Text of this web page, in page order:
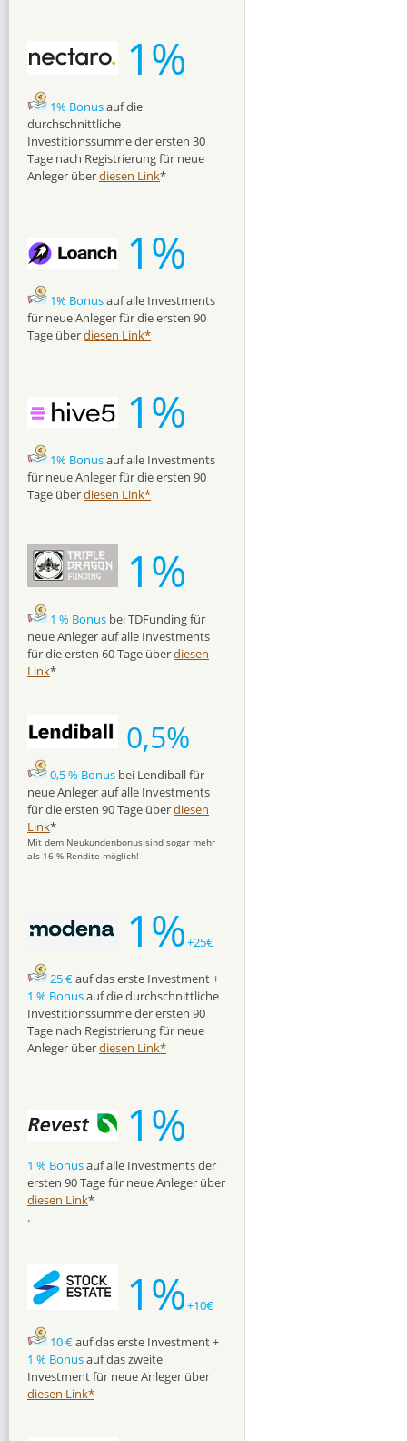
1%
1% Bonusauf die
durchschnittliche
Investitionssumme der ersten 30
Tage nach Registrierung für neue
Anleger überdiesen Link*
1%
1% Bonusauf alle Investments
für neue Anleger für die ersten 90
Tage überdiesen Link*
1%
1% Bonusauf alle Investments
für neue Anleger für die ersten 90
Tage überdiesen Link*
1%
1 % Bonus bei TDFunding für
neue Anleger auf alle Investments
für die ersten 60 Tage überdiesen
Link*
0,5%
0,5 % Bonus bei Lendiball für
neue Anleger auf alle Investments
für die ersten 90 Tage überdiesen
Link*
Mit dem Neukundenbonus sind sogar mehr
als 16 % Rendite möglich!
1%+25€
25 €auf das erste Investment +
1 % Bonusauf die durchschnittliche
Investitionssumme der ersten 90
Tage nach Registrierung für neue
Anleger überdiesen Link*
1%
1 % Bonusauf alle Investments der
ersten 90 Tage für neue Anleger über
diesen Link*
.
1%+10€
10 €auf das erste Investment +
1 % Bonusauf das zweite
Investment für neue Anleger über
diesen Link*